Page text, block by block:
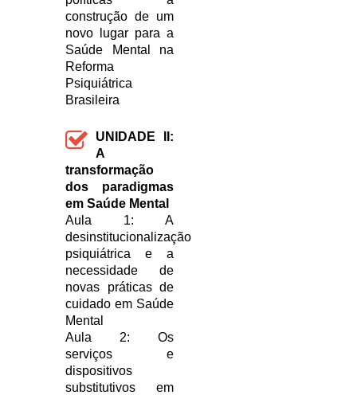
construção de um
novo lugar para a
Saúde Mental na
Reforma
Psiquiátrica
Brasileira
UNIDADE II:
A
transformação
dos paradigmas
em Saúde Mental
Aula 1: A
desinstitucionalização
psiquiátrica e a
necessidade de
novas práticas de
cuidado em Saúde
Mental
Aula 2: Os
serviços e
dispositivos
substitutivos em